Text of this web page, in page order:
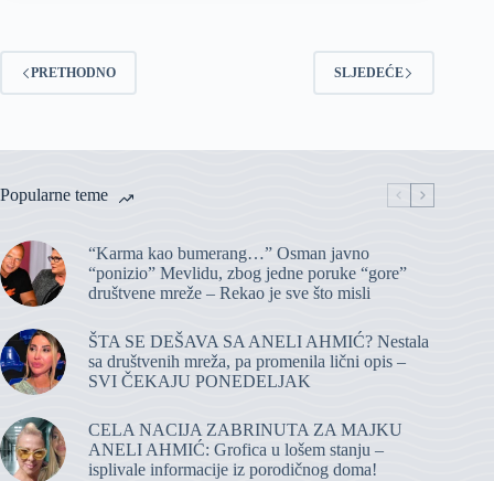
PRETHODNO SLJEDEĆE
Popularne teme
“Karma kao bumerang…” Osman javno
“ponizio” Mevlidu, zbog jedne poruke “gore”
društvene mreže – Rekao je sve što misli
ŠTA SE DEŠAVA SA ANELI AHMIĆ? Nestala
sa društvenih mreža, pa promenila lični opis –
SVI ČEKAJU PONEDELJAK
CELA NACIJA ZABRINUTA ZA MAJKU
ANELI AHMIĆ: Grofica u lošem stanju –
isplivale informacije iz porodičnog doma!